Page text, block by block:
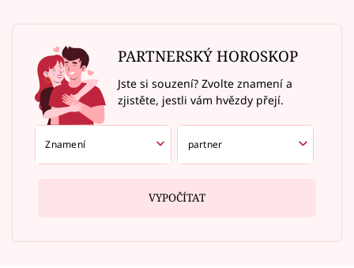
PARTNERSKÝ HOROSKOP
Jste si souzení? Zvolte znamení a
zjistěte, jestli vám hvězdy přejí.
VYPOČÍTAT